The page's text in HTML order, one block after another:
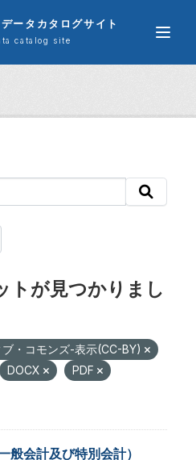
ータカタログサイト
catalog site
トが見つかりまし
・コモンズ-表示(CC-BY)
DOCX
PDF
会計及び特別会計）